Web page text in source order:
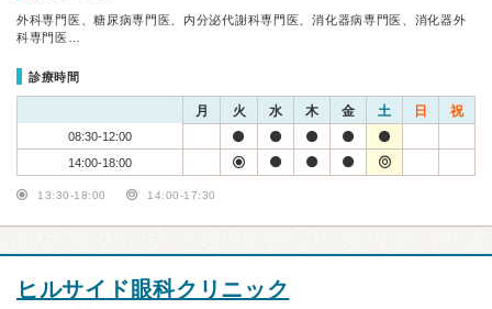
外科専門医、糖尿病専門医、内分泌代謝科専門医、消化器病専門医、消化器外
科専門医…
診療時間
月 火 水 木 金 土 日 祝
08:30-12:00
14:00-18:00
13:30-18:00 14:00-17:30
ヒルサイド眼科クリニック